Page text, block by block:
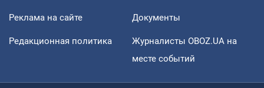
Реклама на сайте Документы
Редакционная политика
Журналисты OBOZ.UA на
месте событий